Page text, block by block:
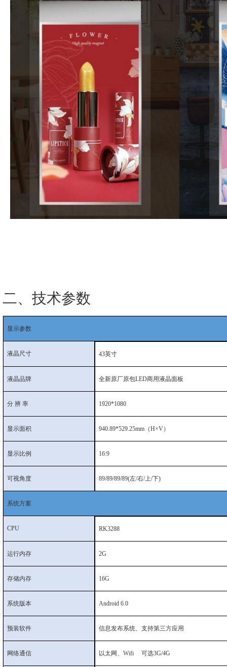
二、技术参数
显示参数
液晶尺寸 43英寸
液晶品牌 全新原厂原包LED商用液晶面板
分 辨 率 1920*1080
显示面积 940.89*529.25mm（H×V）
显示比例 16:9
可视角度 89/89/89/89(左/右/上/下)
系统方案
CPU RK3288
运行内存 2G
存储内存 16G
系统版本 Android 6.0
预装软件 信息发布系统、支持第三方应用
网络通信 以太网、Wifi 可选3G/4G